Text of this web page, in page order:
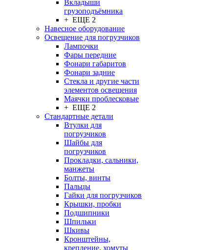
Вкладыши
грузоподъёмника
+ ЕЩЕ 2
Навесное оборудование
Освещение для погрузчиков
Лампочки
Фары передние
Фонари габаритов
Фонари задние
Стекла и другие части
элементов освещения
Маячки проблесковые
+ ЕЩЕ 2
Стандартные детали
Втулки для
погрузчиков
Шайбы для
погрузчиков
Прокладки, сальники,
манжеты
Болты, винты
Пальцы
Гайки для погрузчиков
Крышки, пробки
Подшипники
Шпильки
Шкивы
Кронштейны,
крепление, хомуты